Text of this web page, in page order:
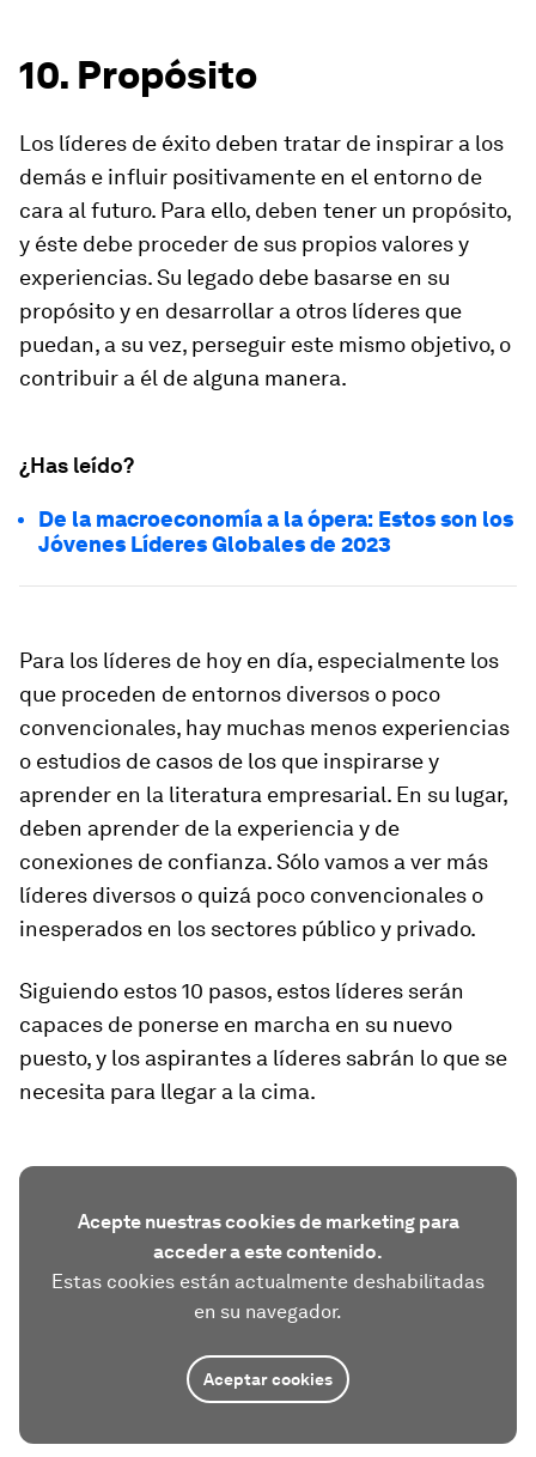
10. Propósito
Los líderes de éxito deben tratar de inspirar a los
demás e influir positivamente en el entorno de
cara al futuro. Para ello, deben tener un propósito,
y éste debe proceder de sus propios valores y
experiencias. Su legado debe basarse en su
propósito y en desarrollar a otros líderes que
puedan, a su vez, perseguir este mismo objetivo, o
contribuir a él de alguna manera.
¿Has leído?
De la macroeconomía a la ópera: Estos son los
Jóvenes Líderes Globales de 2023
Para los líderes de hoy en día, especialmente los
que proceden de entornos diversos o poco
convencionales, hay muchas menos experiencias
o estudios de casos de los que inspirarse y
aprender en la literatura empresarial. En su lugar,
deben aprender de la experiencia y de
conexiones de confianza. Sólo vamos a ver más
líderes diversos o quizá poco convencionales o
inesperados en los sectores público y privado.
Siguiendo estos 10 pasos, estos líderes serán
capaces de ponerse en marcha en su nuevo
puesto, y los aspirantes a líderes sabrán lo que se
necesita para llegar a la cima.
Acepte nuestras cookies de marketing para
acceder a este contenido.
Estas cookies están actualmente deshabilitadas
en su navegador.
Aceptar cookies